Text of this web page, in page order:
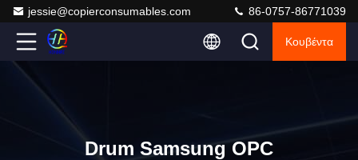
jessie@copierconsumables.com 86-0757-86771039
Κουβέντα
Drum Samsung OPC